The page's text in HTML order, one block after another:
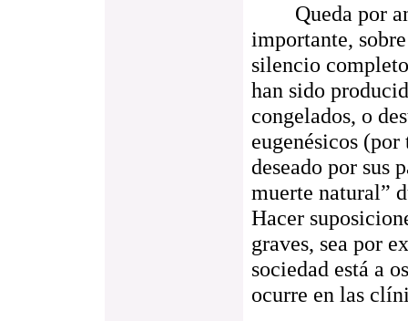
Queda por
importante,
silencio
han sido
congelados, o
eugenésicos
deseado por sus
muerte natural”
Hacer
graves, sea por
sociedad está a
ocurre en las